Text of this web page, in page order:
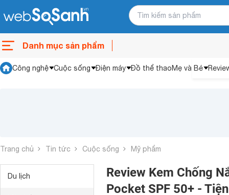
Danh mục sản phẩm
Công nghệ Cuộc sống Điện máy Đồ thể thaoMẹ và Bé
Trang chủ Tin tức Cuộc sống Mỹ phẩm
Du lịch
Review Kem Chống
Pocket SPF 50+ -